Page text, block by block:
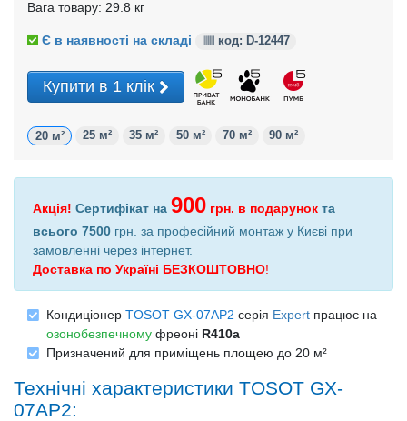
Вага товару: 29.8 кг
Є в наявності на складі код: D-12447
Купити в 1 клік
20 м² 25 м² 35 м² 50 м² 70 м² 90 м²
Акція! Сертифікат на 900 грн. в подарунок та
всього 7500 грн. за професійний монтаж у Києві при
замовленні через інтернет.
Доставка по Україні БЕЗКОШТОВНО!
Кондиціонер TOSOT GX-07AP2 серія Expert працює на
озонобезпечному фреоні R410a
Призначений для приміщень площею до 20 м²
Технічні характеристики TOSOT GX-
07AP2: